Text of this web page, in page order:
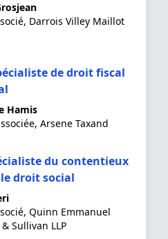
Darrois Villey Maillot
de droit fiscal
Hamis
Arsene Taxand
du contentieux
droit social
Quinn Emmanuel
Sullivan LLP